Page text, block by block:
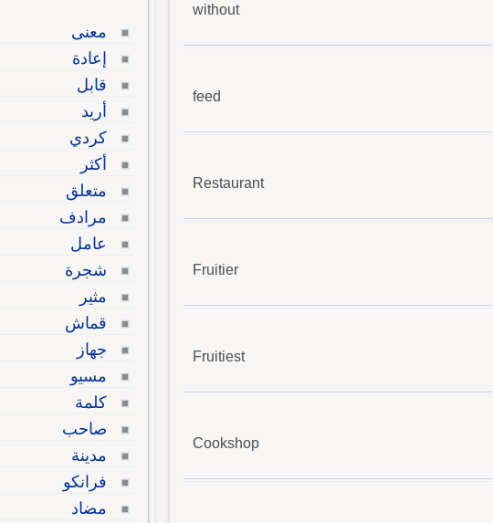
without
feed
Restaurant
Fruitier
Fruitiest
Cookshop
معنى
إعادة
قابل
أريد
كردي
أكثر
متعلق
مرادف
عامل
شجرة
مثير
قماش
جهاز
مسيو
كلمة
صاحب
مدينة
فرانكو
مضاد